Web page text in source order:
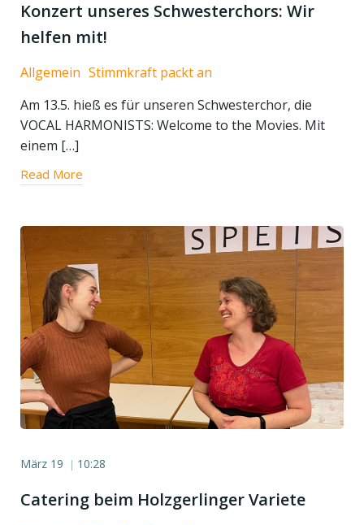
Konzert unseres Schwesterchors: Wir
helfen mit!
Allgemein Stimmkraft packt an
Am 13.5. hieß es für unseren Schwesterchor, die
VOCAL HARMONISTS: Welcome to the Movies. Mit
einem […]
Read More
März 19 | 10:28
Catering beim Holzgerlinger Variete